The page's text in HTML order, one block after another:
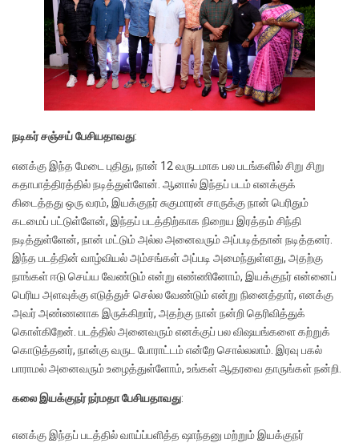
நடிகர் சஞ்சய் பேசியதாவது:
எனக்கு இந்த மேடை புதிது, நான் 12 வருடமாக பல படங்களில் சிறு சிறு
கதாபாத்திரத்தில் நடித்துள்ளேன். ஆனால் இந்தப் படம் எனக்குக்
கிடைத்தது ஒரு வரம், இயக்குநர் சுகுமாரன் சாருக்கு நான் பெரிதும்
கடமைப் பட்டுள்ளேன், இந்தப் படத்திற்காக நிறைய இரத்தம் சிந்தி
நடித்துள்ளேன், நான் மட்டும் அல்ல அனைவரும் அப்படித்தான் நடித்தனர்.
இந்த படத்தின் வாழ்வியல் அம்சங்கள் அப்படி அமைந்துள்ளது, அதற்கு
நாங்கள் ஈடு செய்ய வேண்டும் என்று எண்ணினோம், இயக்குநர் என்னைப்
பெரிய அளவுக்கு எடுத்துச் செல்ல வேண்டும் என்று நினைத்தார், எனக்கு
அவர் அண்ணனாக இருக்கிறார், அதற்கு நான் நன்றி தெரிவித்துக்
கொள்கிறேன். படத்தில் அனைவரும் எனக்குப் பல விஷயங்களை கற்றுக்
கொடுத்தனர், நான்கு வருட போராட்டம் என்றே சொல்லலாம். இரவு பகல்
பாராமல் அனைவரும் உழைத்துள்ளோம், உங்கள் ஆதரவை தாருங்கள் நன்றி.
கலை இயக்குநர் நர்மதா பேசியதாவது:
எனக்கு இந்தப் படத்தில் வாய்ப்பளித்த ஷாந்தனு மற்றும் இயக்குநர்